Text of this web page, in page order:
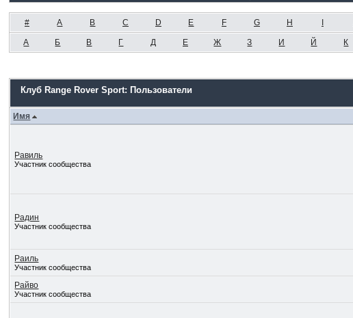
# A B C D E F G H
А Б В Г Д Е Ж З И Й К
Клуб Range Rover Sport: Пользователи
Имя
Равиль
Участник сообщества
Радин
Участник сообщества
Раиль
Участник сообщества
Райво
Участник сообщества